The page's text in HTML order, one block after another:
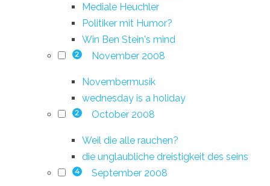
Mediale Heuchler
Politiker mit Humor?
Win Ben Stein's mind
2 November 2008
Novembermusik
wednesday is a holiday
2 October 2008
Weil die alle rauchen?
die unglaubliche dreistigkeit des seins
4 September 2008